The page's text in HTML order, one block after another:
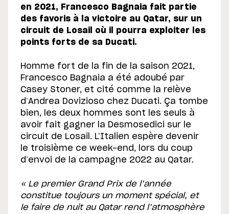
en 2021, Francesco Bagnaia fait partie
des favoris à la victoire au Qatar, sur un
circuit de Losail où il pourra exploiter les
points forts de sa Ducati.
Homme fort de la fin de la saison 2021,
Francesco Bagnaia a été adoubé par
Casey Stoner, et cité comme la relève
d’Andrea Dovizioso chez Ducati. Ça tombe
bien, les deux hommes sont les seuls à
avoir fait gagner la Desmosedici sur le
circuit de Losail. L’Italien espère devenir
le troisième ce week-end, lors du coup
d’envoi de la campagne 2022 au Qatar.
« Le premier Grand Prix de l’année
constitue toujours un moment spécial, et
le faire de nuit au Qatar rend l’atmosphère